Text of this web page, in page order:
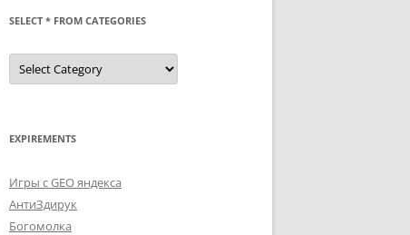
SELECT * FROM CATEGORIES
SELECT
FROM
EXPIREMENTS
Игры с GEO яндекса
АнтиЗдирук
Богомолка